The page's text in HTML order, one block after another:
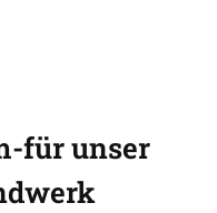
für unser